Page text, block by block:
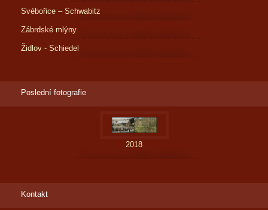
Svébořice – Schwabitz
Zábrdské mlýny
Židlov - Schiedel
Poslední fotografie
2018
Kontakt